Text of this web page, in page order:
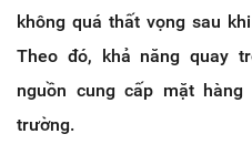
không quá thất vọng sau
Theo đó, khả năng quay
nguồn cung cấp mặt
trường.